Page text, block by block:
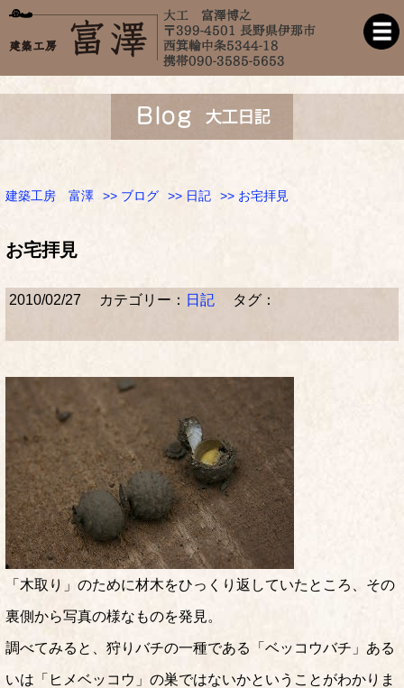
建築工房 富澤 >> ブログ >> 日記 >> お宅拝見
お宅拝見
2010/02/27 カテゴリー： 日記 タグ：
「木取り」のために材木をひっくり返していたところ、その
裏側から写真の様なものを発見。
調べてみると、狩りバチの一種である「ベッコウバチ」ある
いは「ヒメベッコウ」の巣ではないかということがわかりま